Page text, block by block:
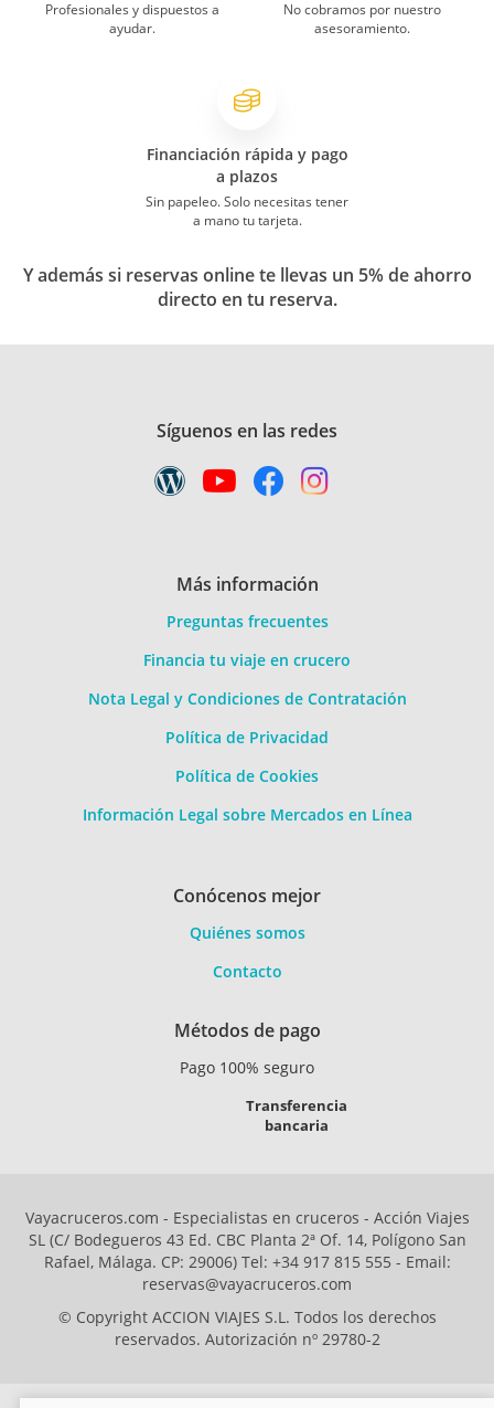
Profesionales y dispuestos a
ayudar.
No cobramos por nuestro
asesoramiento.
Financiación rápida y pago
a plazos
Sin papeleo. Solo necesitas tener
a mano tu tarjeta.
Y además si reservas online te llevas un 5% de ahorro
directo en tu reserva.
Síguenos en las redes
Más información
Preguntas frecuentes
Financia tu viaje en crucero
Nota Legal y Condiciones de Contratación
Política de Privacidad
Política de Cookies
Información Legal sobre Mercados en Línea
Conócenos mejor
Quiénes somos
Contacto
Métodos de pago
Pago 100% seguro
Transferencia
bancaria
Vayacruceros.com - Especialistas en cruceros - Acción Viajes
SL (C/ Bodegueros 43 Ed. CBC Planta 2ª Of. 14, Polígono San
Rafael, Málaga. CP: 29006) Tel: +34 917 815 555 - Email:
reservas@vayacruceros.com
© Copyright ACCION VIAJES S.L. Todos los derechos
reservados. Autorización nº 29780-2